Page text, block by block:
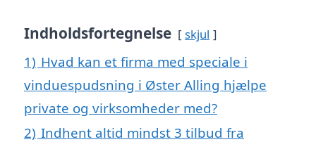
Indholdsfortegnelse skjul
1) Hvad kan et firma med speciale i
vinduespudsning i Øster Alling hjælpe
private og virksomheder med?
2) Indhent altid mindst 3 tilbud fra